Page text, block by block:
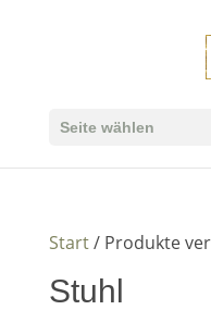
Seite wählen
Start/ Produkte
Stuhl